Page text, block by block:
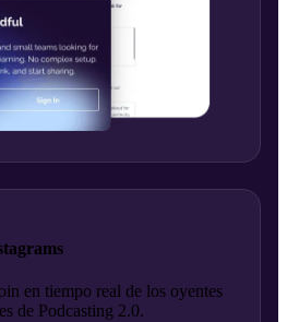
en tiempo real de los oyentes
de Podcasting 2.0.